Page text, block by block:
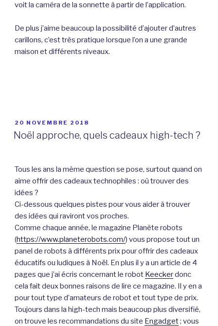
voit la caméra de la sonnette à partir de l’application.
De plus j’aime beaucoup la possibilité d’ajouter d’autres
carillons, c’est très pratique lorsque l’on a une grande
maison et différents niveaux.
PUBLIÉ
LE
20 NOVEMBRE 2018
Noël approche, quels cadeaux high-tech ?
Tous les ans la même question se pose, surtout quand on
aime offrir des cadeaux technophiles : où trouver des
idées ?
Ci-dessous quelques pistes pour vous aider à trouver
des idées qui raviront vos proches.
Comme chaque année, le magazine Planète robots
(https://www.planeterobots.com/) vous propose tout un
panel de robots à différents prix pour offrir des cadeaux
éducatifs ou ludiques à Noël. En plus il y a un article de 4
pages que j’ai écris concernant le robot Keeckerdonc
cela fait deux bonnes raisons de lire ce magazine. Il y en a
pour tout type d’amateurs de robot et tout type de prix.
Toujours dans la high-tech mais beaucoup plus diversifié,
on trouve les recommandations du site Engadget; vous